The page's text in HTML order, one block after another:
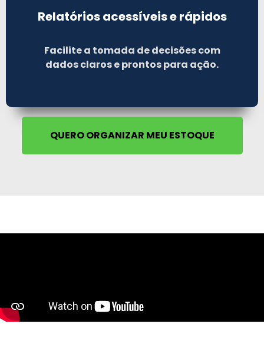
Relatórios acessíveis e rápidos
Facilite a tomada de decisões com
dados claros e prontos para ação.
QUERO ORGANIZAR MEU ESTOQUE